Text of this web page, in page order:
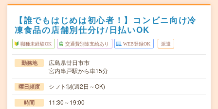
【誰でもはじめは初心者！】コンビニ向け冷
凍食品の店舗別仕分け/日払いOK
職種未経験OK 交通費別途支給あり WEB登録OK 派遣
勤務地
広島県廿日市市
宮内串戸駅から車15分
曜日頻度 シフト制(週2日～OK)
時間 11:30～19:00